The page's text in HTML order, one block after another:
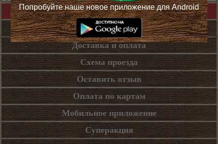
Назад в каталог
Кафе
Доставка и оплата
Схема проезда
Оставить отзыв
Оплата по картам
Мобильное приложение
Суперакция
Попробуйте наше новое приложение для Android